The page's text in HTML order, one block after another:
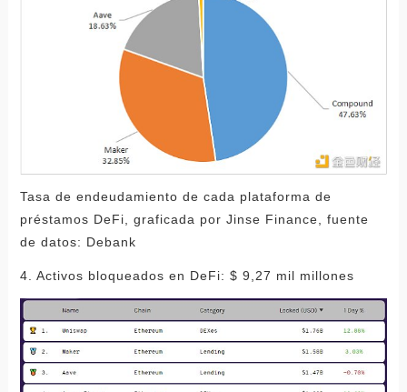
Tasa de endeudamiento de cada plataforma de
préstamos DeFi, graficada por Jinse Finance, fuente
de datos: Debank
4. Activos bloqueados en DeFi: $ 9,27 mil millones